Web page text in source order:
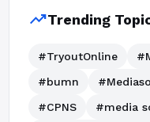
trending_upTrending
#TryoutOnline
#bumn
#CPNS
#media